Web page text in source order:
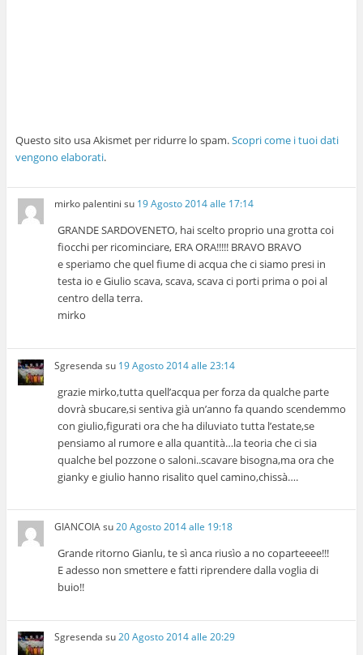
Questo sito usa Akismet per ridurre lo spam.Scopri come i tuoi dati
vengono elaborati.
mirko palentini su 19 Agosto 2014 alle 17:14
GRANDE SARDOVENETO, hai scelto proprio una grotta coi
fiocchi per ricominciare, ERA ORA!!!!! BRAVO BRAVO
e speriamo che quel fiume di acqua che ci siamo presi in
testa io e Giulio scava, scava, scava ci porti prima o poi al
centro della terra.
mirko
Sgresenda su 19 Agosto 2014 alle 23:14
grazie mirko,tutta quell’acqua per forza da qualche parte
dovrà sbucare,si sentiva già un’anno fa quando scendemmo
con giulio,figurati ora che ha diluviato tutta l’estate,se
pensiamo al rumore e alla quantità…la teoria che ci sia
qualche bel pozzone o saloni..scavare bisogna,ma ora che
gianky e giulio hanno risalito quel camino,chissà….
GIANCOIAsu20 Agosto 2014 alle 19:18
Grande ritorno Gianlu, te sì anca riusìo a no coparteeee!!!
E adesso non smettere e fatti riprendere dalla voglia di
buio!!
Sgresenda su20 Agosto 2014 alle 20:29